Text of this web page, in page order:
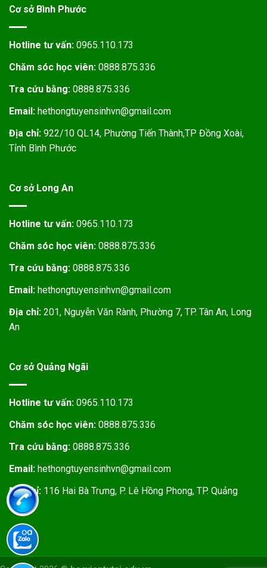
Cơ sở Bình Phước
Hotline tư vấn: 0965.110.173
Chăm sóc học viên: 0888.875.336
Tra cứu bằng: 0888.875.336
Email: hethongtuyensinhvn@gmail.com
Địa chỉ: 922/10 QL14, Phường Tiến Thành,TP Đồng Xoài,
Tỉnh Bình Phước
Cơ sở Long An
Hotline tư vấn: 0965.110.173
Chăm sóc học viên: 0888.875.336
Tra cứu bằng: 0888.875.336
Email: hethongtuyensinhvn@gmail.com
Địa chỉ: 201, Nguyễn Văn Rành, Phường 7, TP. Tân An, Long
An
Cơ sở Quảng Ngãi
Hotline tư vấn: 0965.110.173
Chăm sóc học viên: 0888.875.336
Tra cứu bằng: 0888.875.336
Email: hethongtuyensinhvn@gmail.com
Địa chỉ: 116 Hai Bà Trưng, P. Lê Hồng Phong, TP. Quảng
Ngãi